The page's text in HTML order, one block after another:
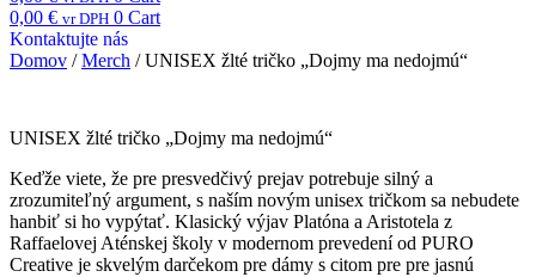
0,00 € vr DPH 0 Cart
Kontaktujte nás
Domov /Merch / UNISEX žlté tričko „Dojmy ma nedojmú“
UNISEX žlté tričko „Dojmy ma nedojmú“
Keďže viete, že pre presvedčivý prejav potrebuje silný a
zrozumiteľný argument, s naším novým unisex tričkom sa nebudete
hanbiť si ho vypýtať. Klasický výjav Platóna a Aristotela z
Raffaelovej Aténskej školy v modernom prevedení od PURO
Creative je skvelým darčekom pre dámy s citom pre pre jasnú